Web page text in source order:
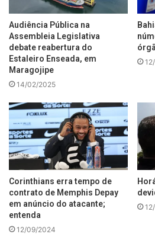
Audiência Pública na
Assembleia Legislativa
debate reabertura do
Estaleiro Enseada, em
Maragojipe
14/02/2025
Corinthians erra tempo de
contrato de Memphis Depay
em anúncio do atacante;
entenda
12/09/2024